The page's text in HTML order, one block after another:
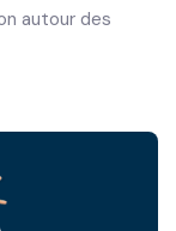
autour des